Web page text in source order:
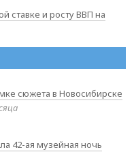
ставке и росту ВВП на
сюжета в Новосибирске
42-ая музейная ночь